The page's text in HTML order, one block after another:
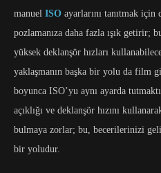
manuel ISO ayarlarını tanıtmak
pozlamanıza daha fazla ışık getirir;
yüksek deklanşör hızları
yaklaşmanın başka bir yolu da film
boyunca ISO’yu aynı ayarda
açıklığı ve deklanşör hızını
bulmaya zorlar; bu, becerilerinizi
bir yoludur.